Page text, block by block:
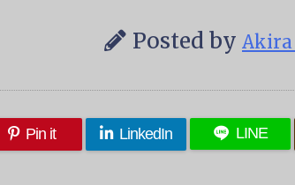
Posted by Akira
Pin it LinkedIn LINE